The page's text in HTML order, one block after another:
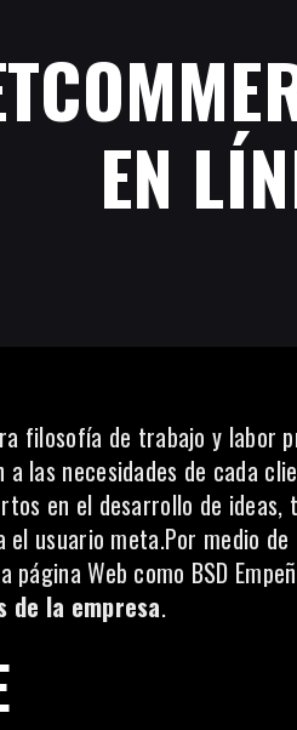
EN
filosofía de trabajo y labor
las necesidades de cada
en el desarrollo de
usuario meta.Por medio
página Web como BSD
de la empresa.